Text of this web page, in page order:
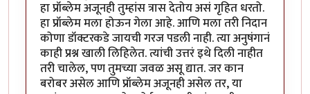
हा प्रॉब्लेम अजूनही तुम्हांस त्रास देतोय असं गृहित धरतो.
हा प्रॉब्लेम मला होऊन गेला आहे. आणि मला तरी निदान
कोणा डॉक्टरकडे जायची गरज पडली नाही. त्या अनुषंगानं
काही प्रश्न खाली लिहिलेत. त्यांची उत्तरं इथे दिली नाहीत
तरी चालेल, पण तुमच्या जवळ असू द्यात. जर कान
बरोबर असेल आणि प्रॉब्लेम अजूनही असेल तर, या